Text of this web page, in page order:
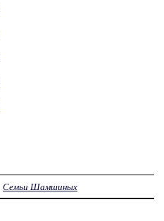
Семьи Шамшиных